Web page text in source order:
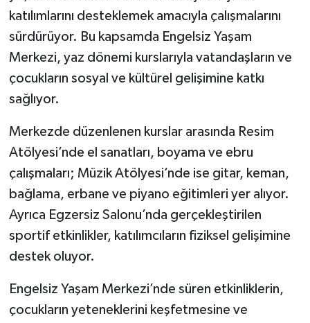
katılımlarını desteklemek amacıyla çalışmalarını
sürdürüyor. Bu kapsamda Engelsiz Yaşam
Merkezi, yaz dönemi kurslarıyla vatandaşların ve
çocukların sosyal ve kültürel gelişimine katkı
sağlıyor.
Merkezde düzenlenen kurslar arasında Resim
Atölyesi’nde el sanatları, boyama ve ebru
çalışmaları; Müzik Atölyesi’nde ise gitar, keman,
bağlama, erbane ve piyano eğitimleri yer alıyor.
Ayrıca Egzersiz Salonu’nda gerçekleştirilen
sportif etkinlikler, katılımcıların fiziksel gelişimine
destek oluyor.
Engelsiz Yaşam Merkezi’nde süren etkinliklerin,
çocukların yeteneklerini keşfetmesine ve